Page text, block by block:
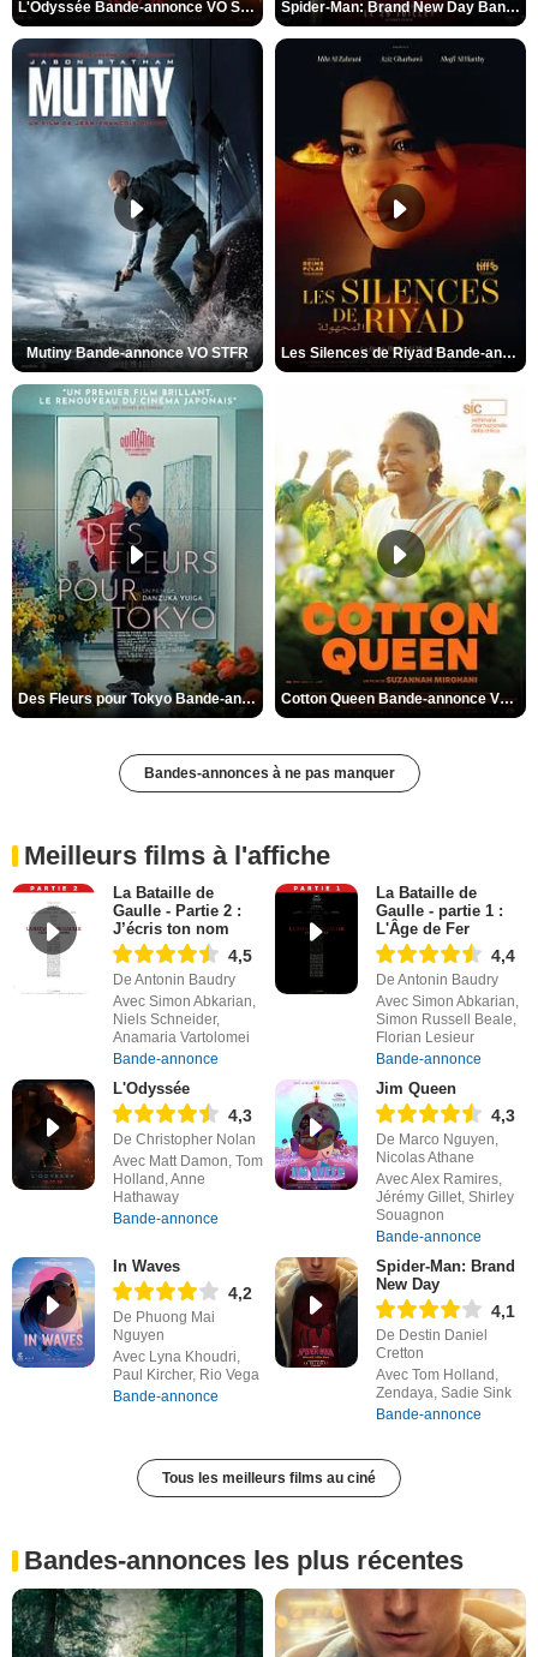
L'Odyssée Bande-annonce VO STFR Spider-Man: Brand New Day Bande-annonce VO STFR
Mutiny Bande-annonce VO STFR Les Silences de Riyad Bande-annonce VO STFR
Des Fleurs pour Tokyo Bande-annonce VO STFR Cotton Queen Bande-annonce VO STFR
Bandes-annonces à ne pas manquer
Meilleurs films à l'affiche
La Bataille de
Gaulle - Partie 2 :
J’écris ton nom
4,5
De Antonin Baudry
Avec Simon Abkarian,
Niels Schneider,
Anamaria Vartolomei
Bande-annonce
La Bataille de
Gaulle - partie 1 :
L'Âge de Fer
4,4
De Antonin Baudry
Avec Simon Abkarian,
Simon Russell Beale,
Florian Lesieur
Bande-annonce
L'Odyssée
4,3
De Christopher Nolan
Avec Matt Damon, Tom
Holland, Anne
Hathaway
Bande-annonce
Jim Queen
4,3
De Marco Nguyen,
Nicolas Athane
Avec Alex Ramires,
Jérémy Gillet, Shirley
Souagnon
Bande-annonce
In Waves
4,2
De Phuong Mai
Nguyen
Avec Lyna Khoudri,
Paul Kircher, Rio Vega
Bande-annonce
Spider-Man: Brand
New Day
4,1
De Destin Daniel
Cretton
Avec Tom Holland,
Zendaya, Sadie Sink
Bande-annonce
Tous les meilleurs films au ciné
Bandes-annonces les plus récentes